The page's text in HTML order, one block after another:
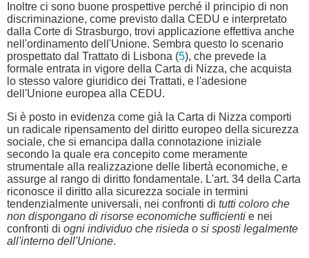
Inoltre ci sono buone prospettive perché il principio di non
discriminazione, come previsto dalla CEDU e interpretato
dalla Corte di Strasburgo, trovi applicazione effettiva anche
nell'ordinamento dell'Unione. Sembra questo lo scenario
prospettato dal Trattato di Lisbona (5), che prevede la
formale entrata in vigore della Carta di Nizza, che acquista
lo stesso valore giuridico dei Trattati, e l'adesione
dell'Unione europea alla CEDU.
Si è posto in evidenza come già la Carta di Nizza comporti
un radicale ripensamento del diritto europeo della sicurezza
sociale, che si emancipa dalla connotazione iniziale
secondo la quale era concepito come meramente
strumentale alla realizzazione delle libertà economiche, e
assurge al rango di diritto fondamentale. L'art. 34 della Carta
riconosce il diritto alla sicurezza sociale in termini
tendenzialmente universali, nei confronti di tutti coloro che
non dispongano di risorse economiche sufficienti e nei
confronti di ogni individuo che risieda o si sposti legalmente
all'interno dell'Unione.